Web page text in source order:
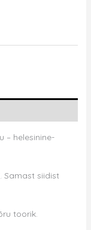
– helesinine-
Samast siidist
toorik.